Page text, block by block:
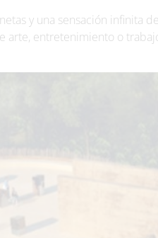
y una sensación infinita
entretenimiento o